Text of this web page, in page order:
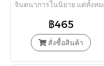
จินตนาการในนิยาย แต่ทั้งหม
฿465
สั่งซื้อสินค้า